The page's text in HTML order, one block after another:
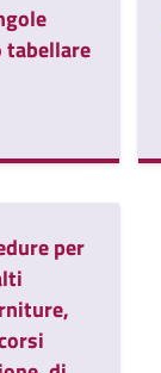
tabellare
per